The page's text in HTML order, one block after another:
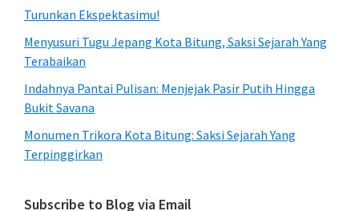
Turunkan Ekspektasimu!
Menyusuri Tugu Jepang Kota Bitung, Saksi Sejarah Yang
Terabaikan
Indahnya Pantai Pulisan: Menjejak Pasir Putih Hingga
Bukit Savana
Monumen Trikora Kota Bitung: Saksi Sejarah Yang
Terpinggirkan
Subscribe to Blog via Email